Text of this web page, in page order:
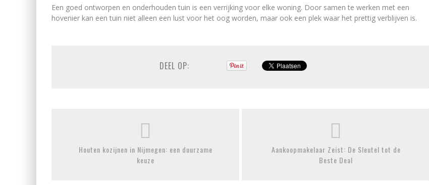
Een goed ontworpen en onderhouden tuin is een verrijking voor elke woning. Door samen te werken met een
hovenier kan een tuin niet alleen een lust voor het oog worden, maar ook een plek waar het prettig verblijven is.
DEEL OP:
Houten kozijnen in Nijmegen: een duurzame
keuze
Aankoopmakelaar Zeist: De Sleutel tot de
Beste Deal